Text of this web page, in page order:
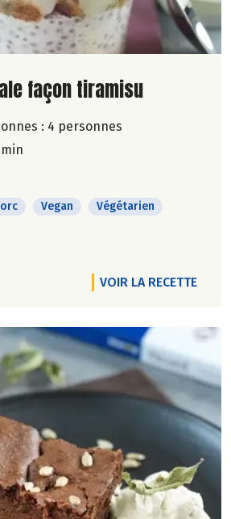
la recette
façon tiramisu
: 4 personnes
Vegan
Végétarien
VOIR LA RECETTE